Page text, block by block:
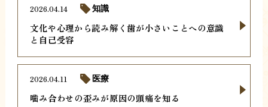
文化や心理から読み解く歯が小さいことへの意識
と自己受容
2026.04.14 知識
噛み合わせの歪みが原因の頭痛を知る
2026.04.11 医療